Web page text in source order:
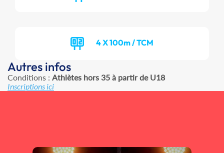
4 X 100m / TCM
Autres infos
Conditions : Athlètes hors 35 à partir de U18
Inscriptions ici